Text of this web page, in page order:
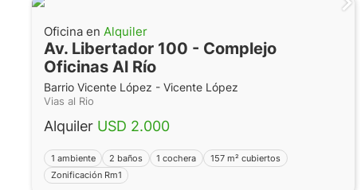
Oficina en Alquiler
Av. Libertador 100 - Complejo
Oficinas Al Río
Barrio Vicente López - Vicente López
Vias al Rio
Alquiler USD 2.000
1 ambiente 2 baños 1 cochera
157 m² cubiertos
Zonificación Rm1